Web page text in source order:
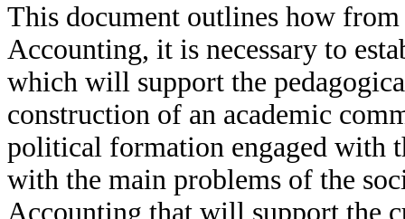
This document outlines how
Accounting, it is necessary to
which will support the
construction of an academic
political formation engaged with
with the main problems of the
Accounting that will support the